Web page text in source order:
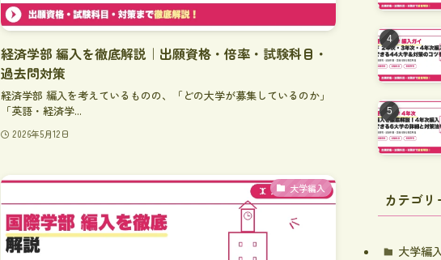
経済学部 編入を徹底解説｜出願資格・倍率・試験科目・
過去問対策
経済学部 編入を考えているものの、「どの大学が募集しているのか」
「英語・経済学...
2026年5月12日
大学編入
カテゴリ
大学編